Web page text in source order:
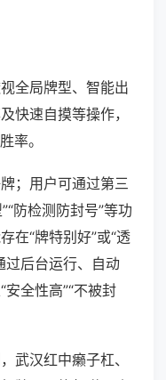
全局牌型、智能出
快速自摸等操作，
率。
；用户可通过第三
防检测防封号”等功
在“牌特别好”或“透
过后台运行、自动
全性高”“不被封
武汉红中癞子杠、